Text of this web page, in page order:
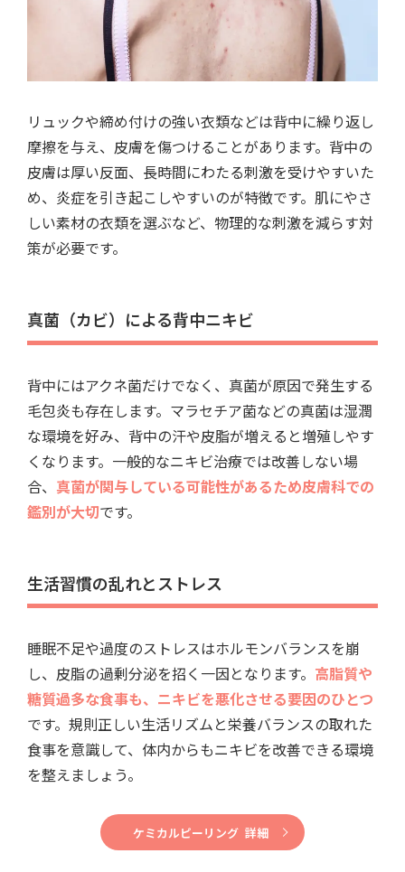
リュックや締め付けの強い衣類などは背中に繰り返し
摩擦を与え、皮膚を傷つけることがあります。背中の
皮膚は厚い反面、長時間にわたる刺激を受けやすいた
め、炎症を引き起こしやすいのが特徴です。肌にやさ
しい素材の衣類を選ぶなど、物理的な刺激を減らす対
策が必要です。
真菌（カビ）による背中ニキビ
背中にはアクネ菌だけでなく、真菌が原因で発生する
毛包炎も存在します。マラセチア菌などの真菌は湿潤
な環境を好み、背中の汗や皮脂が増えると増殖しやす
くなります。一般的なニキビ治療では改善しない場
合、 真菌が関与している可能性があるため皮膚科での
鑑別が大切です。
生活習慣の乱れとストレス
睡眠不足や過度のストレスはホルモンバランスを崩
し、皮脂の過剰分泌を招く一因となります。 高脂質や
糖質過多な食事も、ニキビを悪化させる要因のひとつ
です。規則正しい生活リズムと栄養バランスの取れた
食事を意識して、体内からもニキビを改善できる環境
を整えましょう。
ケミカルピーリング 詳細